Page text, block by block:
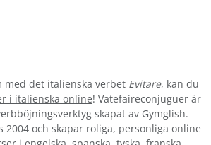
med det italienska verbet Evitare, kan du
i italienska online! Vatefaireconjuguer är
skapat av Gymglish.
2004 och skapar roliga, personliga online